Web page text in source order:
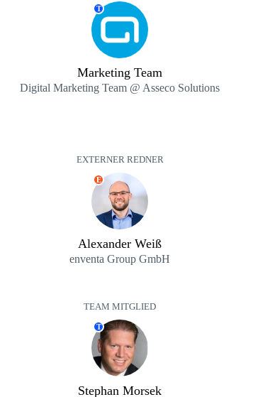
T
Marketing Team
Digital Marketing Team @ Asseco Solutions
EXTERNER REDNER
E
Alexander Weiß
enventa Group GmbH
TEAM MITGLIED
T
Stephan Morsek